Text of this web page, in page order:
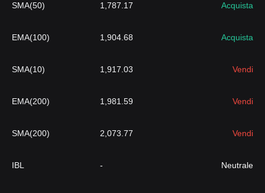
SMA(50) 1,787.17 Acquista
EMA(100) 1,904.68 Acquista
SMA(10) 1,917.03 Vendi
EMA(200) 1,981.59 Vendi
SMA(200) 2,073.77 Vendi
IBL - Neutrale